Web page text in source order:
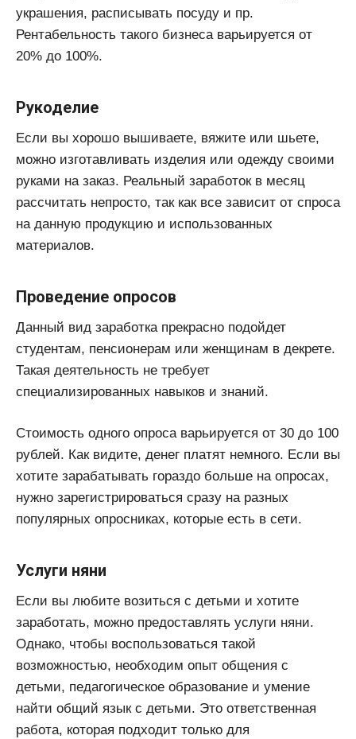
украшения, расписывать посуду и пр.
Рентабельность такого бизнеса варьируется от
20% до 100%.
Рукоделие
Если вы хорошо вышиваете, вяжите или шьете,
можно изготавливать изделия или одежду своими
руками на заказ. Реальный заработок в месяц
рассчитать непросто, так как все зависит от спроса
на данную продукцию и использованных
материалов.
Проведение опросов
Данный вид заработка прекрасно подойдет
студентам, пенсионерам или женщинам в декрете.
Такая деятельность не требует
специализированных навыков и знаний.
Стоимость одного опроса варьируется от 30 до 100
рублей. Как видите, денег платят немного. Если вы
хотите зарабатывать гораздо больше на опросах,
нужно зарегистрироваться сразу на разных
популярных опросниках, которые есть в сети.
Услуги няни
Если вы любите возиться с детьми и хотите
заработать, можно предоставлять услуги няни.
Однако, чтобы воспользоваться такой
возможностью, необходим опыт общения с
детьми, педагогическое образование и умение
найти общий язык с детьми. Это ответственная
работа, которая подходит только для